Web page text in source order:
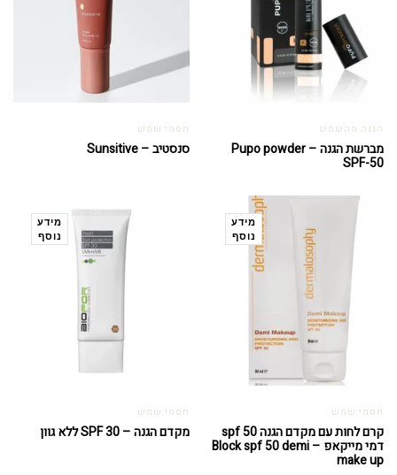
הגנה מהשמש
מברשת הגנה – Pupo powder
SPF-50
חסמי שמש
סנסטיב – Sunsitive
מידע
נוסף
חסמי שמש
קרם לחות עם מקדם הגנה spf 50
דמי מייקאפ – Block spf 50 demi
make up
מידע
נוסף
חסמי שמש
מקדם הגנה – SPF 30 ללא גוון